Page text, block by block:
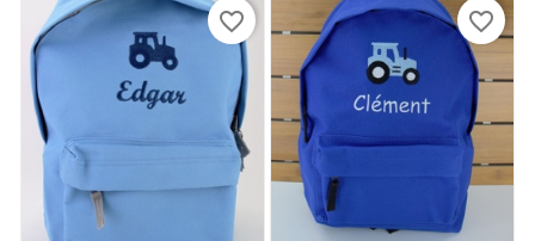
favorite_border favorite_border